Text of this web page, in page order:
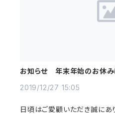
お知らせ 年末年始のお休み
2019/12/27 15:05
日頃はご愛顧いただき誠にあ